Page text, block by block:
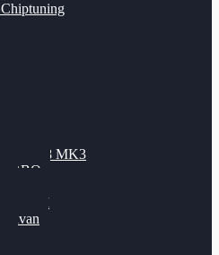
R35 3.8 MK3
2.0TDI